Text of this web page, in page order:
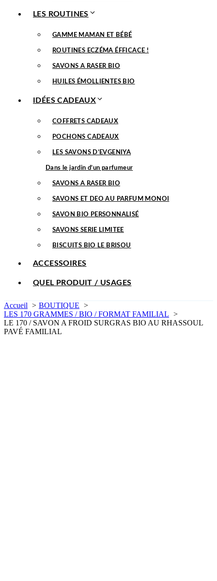
LES ROUTINES
GAMME MAMAN ET BÉBÉ
ROUTINES ECZÉMA ÉFFICACE !
SAVONS A RASER BIO
HUILES ÉMOLLIENTES BIO
IDÉES CADEAUX
COFFRETS CADEAUX
POCHONS CADEAUX
LES SAVONS D’EVGENIYA
Dans le jardin d’un parfumeur
SAVONS A RASER BIO
SAVONS ET DEO AU PARFUM MONOI
SAVON BIO PERSONNALISÉ
SAVONS SERIE LIMITEE
BISCUITS BIO LE BRISOU
ACCESSOIRES
QUEL PRODUIT / USAGES
Accueil
BOUTIQUE
LES 170 GRAMMES / BIO / FORMAT FAMILIAL
LE 170 / SAVON A FROID SURGRAS BIO AU RHASSOUL
PAVÉ FAMILIAL